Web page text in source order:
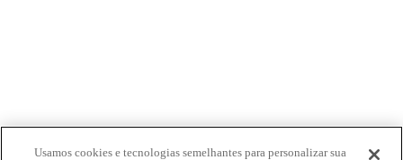
Usamos cookies e tecnologias semelhantes para personalizar sua